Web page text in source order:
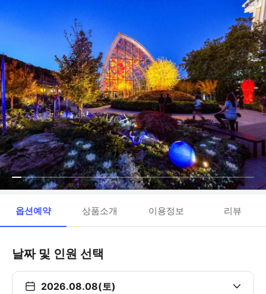
옵션예약 상품소개 이용정보 리뷰
날짜 및 인원 선택
2026.08.08(토)